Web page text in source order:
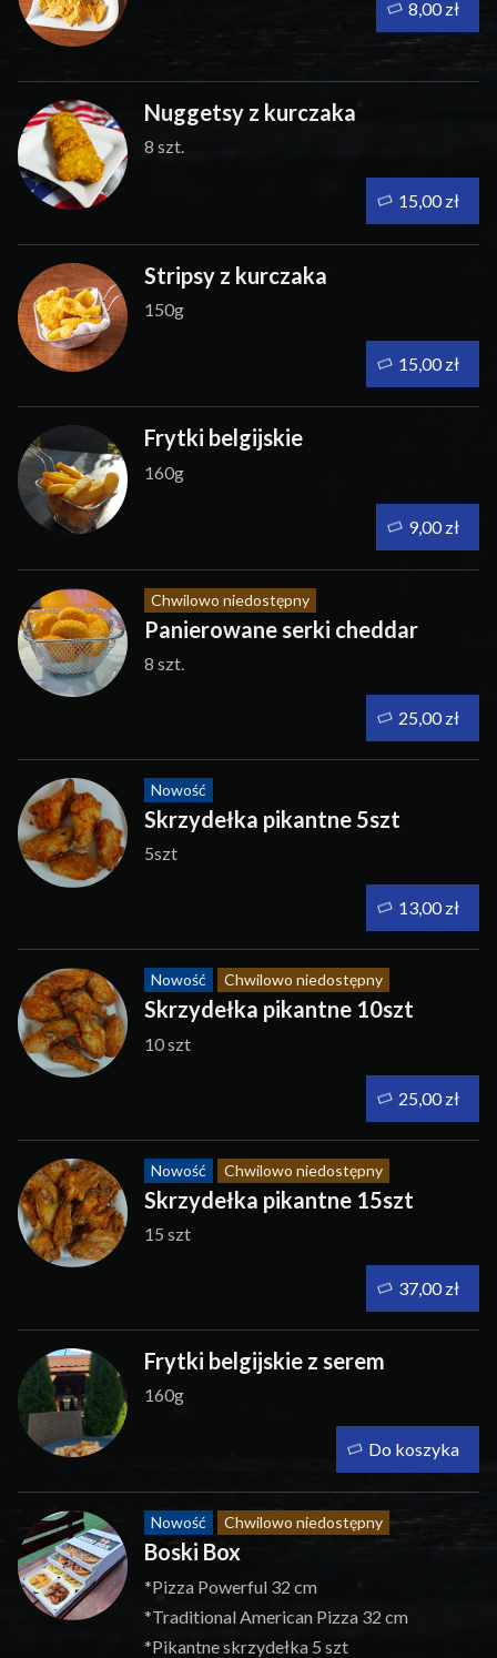
Nuggetsy z kurczaka
8 szt.
Stripsy z kurczaka
150g
Frytki belgijskie
160g
Chwilowo niedostępny
Panierowane serki cheddar
8 szt.
Nowość
Skrzydełka pikantne 5szt
5szt
Nowość Chwilowo niedostępny
Skrzydełka pikantne 10szt
10 szt
Nowość Chwilowo niedostępny
Skrzydełka pikantne 15szt
15 szt
Frytki belgijskie z serem
160g
Nowość Chwilowo niedostępny
Boski Box
*Pizza Powerful 32 cm
*Traditional American Pizza 32 cm
*Pikantne skrzydełka 5 szt